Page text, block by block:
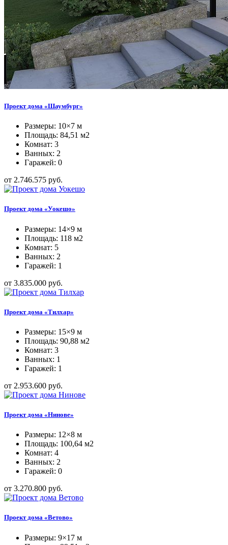
Проект дома «Шаумбург»
Размеры: 10×7 м
Площадь: 84,51 м2
Комнат: 3
Ванных: 2
Гаражей: 0
от 2.746.575 руб.
Проект дома «Уокешо»
Размеры: 14×9 м
Площадь: 118 м2
Комнат: 5
Ванных: 2
Гаражей: 1
от 3.835.000 руб.
Проект дома «Тилхар»
Размеры: 15×9 м
Площадь: 90,88 м2
Комнат: 3
Ванных: 1
Гаражей: 1
от 2.953.600 руб.
Проект дома «Нинове»
Размеры: 12×8 м
Площадь: 100,64 м2
Комнат: 4
Ванных: 2
Гаражей: 0
от 3.270.800 руб.
Проект дома «Ветово»
Размеры: 9×17 м